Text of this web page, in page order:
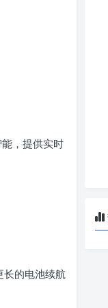
，提供实时
长的电池续航